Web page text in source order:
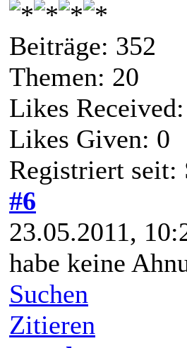
Beiträge: 352
Themen: 20
Likes Received:
Likes Given: 0
Registriert seit:
#6
23.05.2011,
habe keine
Suchen
Zitieren